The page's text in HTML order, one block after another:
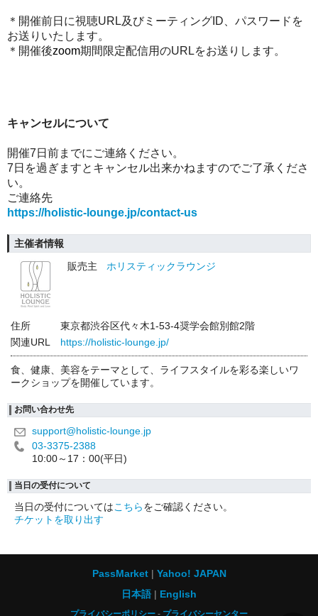
＊開催前日に視聴URL及びミーティングID、パスワードを
お送りいたします。
＊開催後zoom期間限定配信用のURLをお送りします。
キャンセルについて
開催7日前までにご連絡ください。
7日を過ぎますとキャンセル出来かねますのでご了承くださ
い。
ご連絡先
https://holistic-lounge.jp/contact-us
主催者情報
販売主
ホリスティックラウンジ
住所
東京都渋谷区代々木1-53-4奨学会館別館2階
関連URL
https://holistic-lounge.jp/
食、健康、美容をテーマとして、ライフスタイルを彩る楽しいワ
ークショップを開催しています。
お問い合わせ先
support@holistic-lounge.jp
03-3375-2388
10:00～17：00(平日)
当日の受付について
当日の受付についてはこちらをご確認ください。
チケットを取り出す
PassMarket
Yahoo! JAPAN
日本語
English
プライバシーポリシー プライバシーセンター